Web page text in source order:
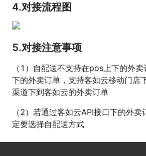
4.对接流程图
5.对接注意事项
（1）自配送不支持在pos上下的外
下的外卖订单，支持客如云移动门店
渠道下到客如云的外卖订单
（2）若通过客如云API接口下的外
定要选择自配送方式